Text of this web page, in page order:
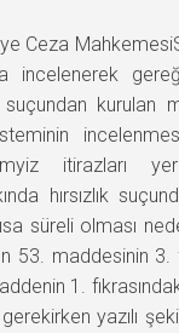
Ceza
incelenerek
suçundan kurulan
itirazları
hırsızlık
süreli olması
53. maddesinin
1.
yazılı